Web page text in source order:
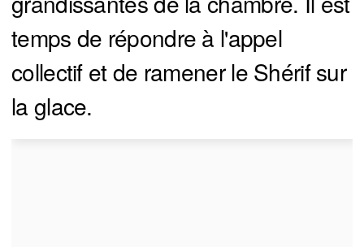
temps de répondre à l'appel
collectif et de ramener le Shérif sur
la glace.